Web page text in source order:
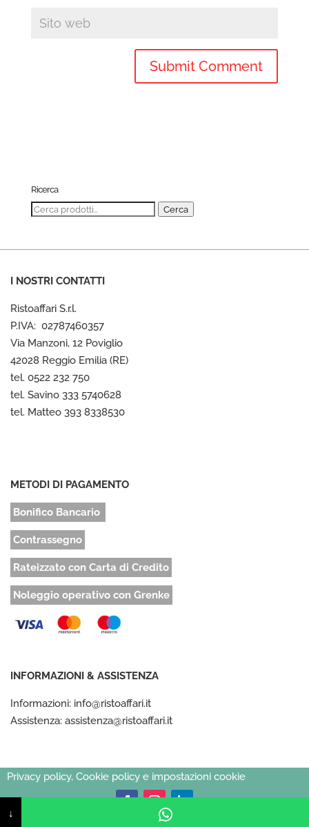
Ricerca
Cerca: Cerca
I NOSTRI CONTATTI
Ristoaffari S.r.l.
P.IVA: 02787460357
Via Manzoni, 12 Poviglio
42028 Reggio Emilia (RE)
tel. 0522 232 750
tel. Savino 333 5740628
tel. Matteo 393 8338530
METODI DI PAGAMENTO
Bonifico Bancario
Contrassegno
Rateizzato con Carta di Credito
Noleggio operativo con Grenke
INFORMAZIONI & ASSISTENZA
Informazioni: info@ristoaffari.it
Assistenza: assistenza@ristoaffari.it
Privacy policy, Cookie policy e impostazioni cookie
↓